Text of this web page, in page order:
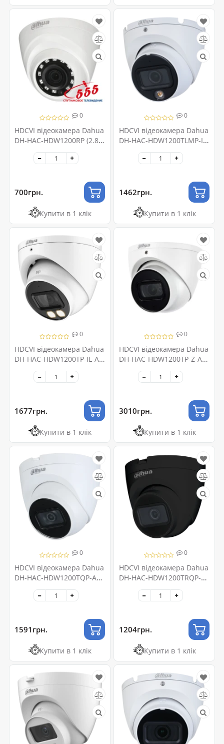
0
HDCVI відеокамера Dahua
DH-HAC-HDW1200RP (2.8
ММ) 2 МП
700грн.
Купити в 1 клік
0
HDCVI відеокамера Dahua
DH-HAC-HDW1200TLMP-IL-
A 2МП (2.8мм)
1462грн.
Купити в 1 клік
0
HDCVI відеокамера Dahua
DH-HAC-HDW1200TP-IL-A
2МП (2.8мм)
1677грн.
Купити в 1 клік
0
HDCVI відеокамера Dahua
DH-HAC-HDW1200TP-Z-A
2МП (2.7-12мм)
3010грн.
Купити в 1 клік
0
HDCVI відеокамера Dahua
DH-HAC-HDW1200TQP-A
2МП (3.6мм)
1591грн.
Купити в 1 клік
0
HDCVI відеокамера Dahua
DH-HAC-HDW1200TRQP-BE
2МП (2.8мм)
1204грн.
Купити в 1 клік